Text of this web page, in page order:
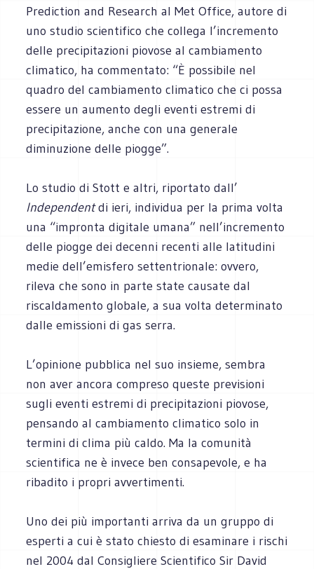
Prediction and Research al Met Office, autore di
uno studio scientifico che collega l’incremento
delle precipitazioni piovose al cambiamento
climatico, ha commentato: “È possibile nel
quadro del cambiamento climatico che ci possa
essere un aumento degli eventi estremi di
precipitazione, anche con una generale
diminuzione delle piogge”.
Lo studio di Stott e altri, riportato dall’
Independentdi ieri, individua per la prima volta
una “impronta digitale umana” nell’incremento
delle piogge dei decenni recenti alle latitudini
medie dell’emisfero settentrionale: ovvero,
rileva che sono in parte state causate dal
riscaldamento globale, a sua volta determinato
dalle emissioni di gas serra.
L’opinione pubblica nel suo insieme, sembra
non aver ancora compreso queste previsioni
sugli eventi estremi di precipitazioni piovose,
pensando al cambiamento climatico solo in
termini di clima più caldo. Ma la comunità
scientifica ne è invece ben consapevole, e ha
ribadito i propri avvertimenti.
Uno dei più importanti arriva da un gruppo di
esperti a cui è stato chiesto di esaminare i rischi
nel 2004 dal Consigliere Scientifico Sir David